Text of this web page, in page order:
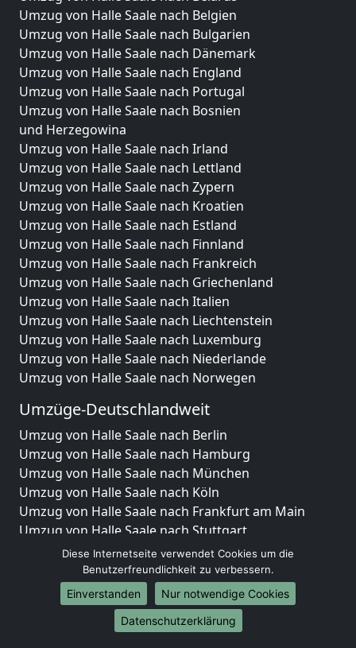
Umzug von Halle Saale nach Belgien
Umzug von Halle Saale nach Bulgarien
Umzug von Halle Saale nach Dänemark
Umzug von Halle Saale nach England
Umzug von Halle Saale nach Portugal
Umzug von Halle Saale nach Bosnien
und Herzegowina
Umzug von Halle Saale nach Irland
Umzug von Halle Saale nach Lettland
Umzug von Halle Saale nach Zypern
Umzug von Halle Saale nach Kroatien
Umzug von Halle Saale nach Estland
Umzug von Halle Saale nach Finnland
Umzug von Halle Saale nach Frankreich
Umzug von Halle Saale nach Griechenland
Umzug von Halle Saale nach Italien
Umzug von Halle Saale nach Liechtenstein
Umzug von Halle Saale nach Luxemburg
Umzug von Halle Saale nach Niederlande
Umzug von Halle Saale nach Norwegen
Umzüge-Deutschlandweit
Umzug von Halle Saale nach Berlin
Umzug von Halle Saale nach Hamburg
Umzug von Halle Saale nach München
Umzug von Halle Saale nach Köln
Umzug von Halle Saale nach Frankfurt am Main
Umzug von Halle Saale nach Stuttgart
Umzug von Halle Saale nach Düsseldorf
Umzug von Halle Saale nach Leipzig
Umzug von Halle Saale nach Dortmund
Umzug von Halle Saale nach Essen
Umzug von Halle Saale nach Bremen
Diese Internetseite verwendet Cookies um die
Benutzerfreundlichkeit zu verbessern.
Einverstanden
Nur notwendige Cookies
Datenschutzerklärung